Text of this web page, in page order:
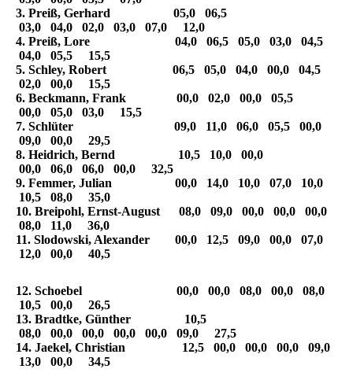
3. Preiß, Gerhard 05,0 06,5
03,0 04,0 02,0 03,0 07,0 12,0
4. Preiß, Lore 04,0 06,5 05,0 03,0 04,5
04,0 05,5 15,5
5. Schley, Robert 06,5 05,0 04,0 00,0 04,5
02,0 00,0 15,5
6. Beckmann, Frank 00,0 02,0 00,0 05,5
00,0 05,0 03,0 15,5
7. Schlüter 09,0 11,0 06,0 05,5 00,0
09,0 00,0 29,5
8. Heidrich, Bernd 10,5 10,0 00,0
00,0 06,0 06,0 00,0 32,5
9. Femmer, Julian 00,0 14,0 10,0 07,0 10,0
10,5 08,0 35,0
10. Breipohl, Ernst-August 08,0 09,0 00,0 00,0 00,0
08,0 11,0 36,0
11. Slodowski, Alexander 00,0 12,5 09,0 00,0 07,0
12,0 00,0 40,5
12. Schoebel 00,0 00,0 08,0 00,0 08,0
10,5 00,0 26,5
13. Bradtke, Günther 10,5
08,0 00,0 00,0 00,0 00,0 09,0 27,5
14. Jaekel, Christian 12,5 00,0 00,0 00,0 09,0
13,0 00,0 34,5